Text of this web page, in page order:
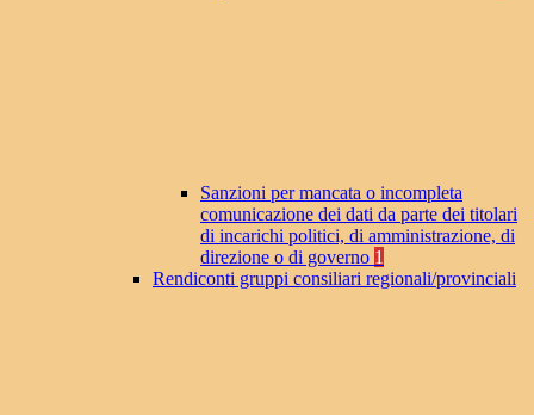
Sanzioni per mancata o incompleta
comunicazione dei dati da parte dei titolari
di incarichi politici, di amministrazione, di
direzione o di governo 1
Rendiconti gruppi consiliari regionali/provinciali